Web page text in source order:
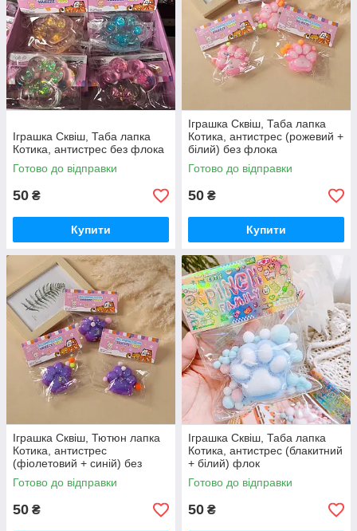
Іграшка Сквіш, Таба лапка
Котика, антистрес без флока
Готово до відправки
50 ₴
Купити
Іграшка Сквіш, Таба лапка
Котика, антистрес (рожевий +
білий) без флока
Готово до відправки
50 ₴
Купити
Іграшка Сквіш, Тютюн лапка
Котика, антистрес
(фіолетовий + синій) без
флока
Готово до відправки
50 ₴
Іграшка Сквіш, Таба лапка
Котика, антистрес (блакитний
+ білий) флок
Готово до відправки
50 ₴